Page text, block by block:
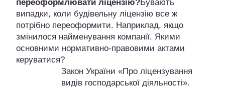
переоформлювати ліцензію?Бувають
випадки, коли будівельну ліцензію все ж
потрібно переоформити. Наприклад, якщо
змінилося найменування компанії. Якими
основними нормативно-правовими актами
керуватися?
Закон України «Про ліцензування
видів господарської діяльності».